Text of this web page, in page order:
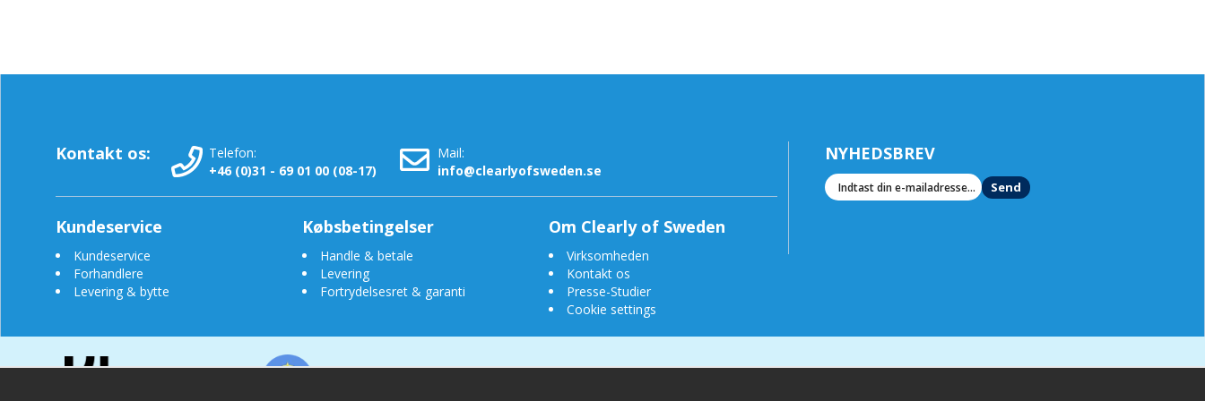
Kontakt os:
Telefon:
+46 (0)31 - 69 01 00 (08-17)
Mail:
info@clearlyofsweden.se
Kundeservice
Kundeservice
Forhandlere
Levering & bytte
Købsbetingelser
Handle & betale
Levering
Fortrydelsesret & garanti
Om Clearly of Sweden
Virksomheden
Kontakt os
Presse-Studier
Cookie settings
NYHEDSBREV
Send